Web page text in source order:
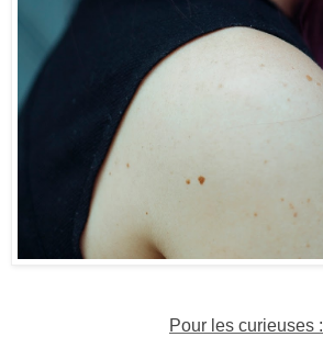
Pour les curieuses :